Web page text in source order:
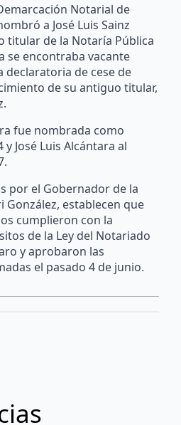
Notarial de
a José Luis Sainz
titular de la Notaría Pública
se encontraba vacante
declaratoria de cese de
de su antiguo titular,
fue nombrada como
José Luis Alcántara al
por el Gobernador de la
establecen que
cumplieron con la
de la Ley del Notariado
y aprobaron las
el pasado 4 de junio.